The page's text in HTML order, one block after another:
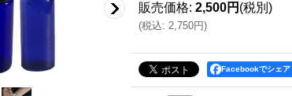
販売価格: 2,500円 (税別)
(税込: 2,750円)
Facebookでシェア